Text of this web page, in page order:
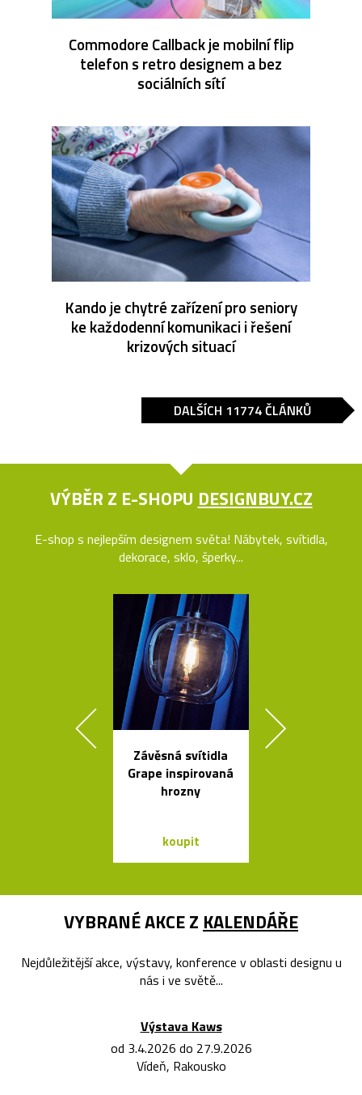
Commodore Callback je mobilní flip
telefon s retro designem a bez
sociálních sítí
Kando je chytré zařízení pro seniory
ke každodenní komunikaci i řešení
krizových situací
DALŠÍCH 11774 ČLÁNKŮ
VÝBĚR Z E-SHOPU DESIGNBUY.CZ
E-shop s nejlepším designem světa! Nábytek, svítidla,
dekorace, sklo, šperky...
Závěsná svítidla
Grape inspirovaná
hrozny
koupit
VYBRANÉ AKCE Z KALENDÁŘE
Nejdůležitější akce, výstavy, konference v oblasti designu u
nás i ve světě...
Výstava Kaws
od 3.4.2026 do 27.9.2026
Vídeň, Rakousko